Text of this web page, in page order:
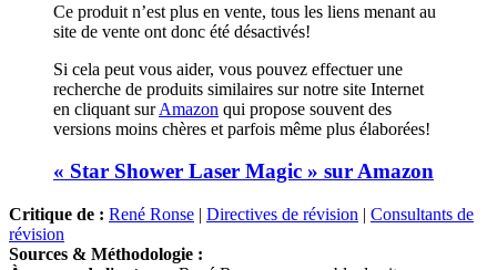
Ce produit n’est plus en vente, tous les liens menant au
site de vente ont donc été désactivés!
Si cela peut vous aider, vous pouvez effectuer une
recherche de produits similaires sur notre site Internet
en cliquant surAmazon qui propose souvent des
versions moins chères et parfois même plus élaborées!
« Star Shower Laser Magic » sur Amazon
Critique de : René Ronse | Directives de révision | Consultants de
révision
Sources & Méthodologie :